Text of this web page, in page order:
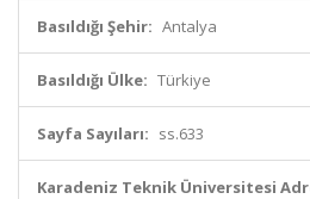
Basıldığı Şehir: Antalya
Basıldığı Ülke: Türkiye
Sayfa Sayıları: ss.633
Karadeniz Teknik Üniversitesi